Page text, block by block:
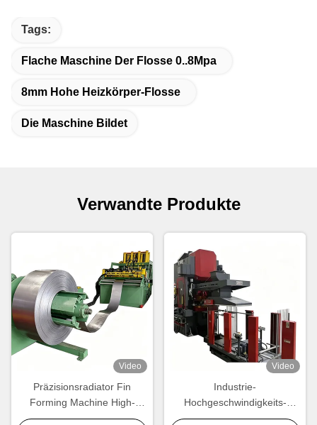
Tags:
Flache Maschine Der Flosse 0..8Mpa
8mm Hohe Heizkörper-Flosse
Die Maschine Bildet
Verwandte Produkte
Video
Präzisionsradiator Fin
Forming Machine High-
Speed Welle Aluminium Fin
Video
Industrie-
Hochgeschwindigkeits-
Finnenpressmaschine.